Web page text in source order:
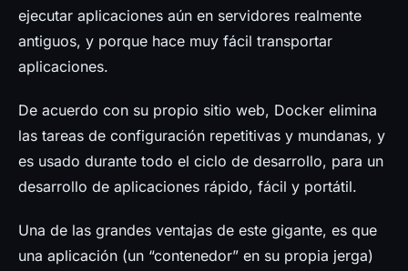
ejecutar aplicaciones aún en servidores realmente
antiguos, y porque hace muy fácil transportar
aplicaciones.
De acuerdo con su propio sitio web, Docker elimina
las tareas de configuración repetitivas y mundanas, y
es usado durante todo el ciclo de desarrollo, para un
desarrollo de aplicaciones rápido, fácil y portátil.
Una de las grandes ventajas de este gigante, es que
una aplicación (un “contenedor” en su propia jerga)